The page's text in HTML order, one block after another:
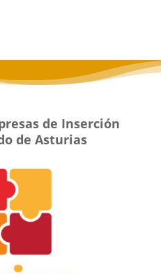
de Inserción
de Asturias